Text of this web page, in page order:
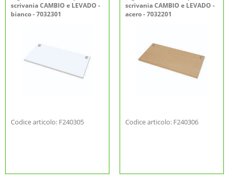
scrivania CAMBIO e LEVADO -
bianco - 7032301
Codice articolo: F240305
scrivania CAMBIO e LEVADO -
acero - 7032201
Codice articolo: F240306